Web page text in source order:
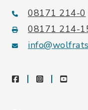
08171 214-0
08171 214-
facebookinstagram